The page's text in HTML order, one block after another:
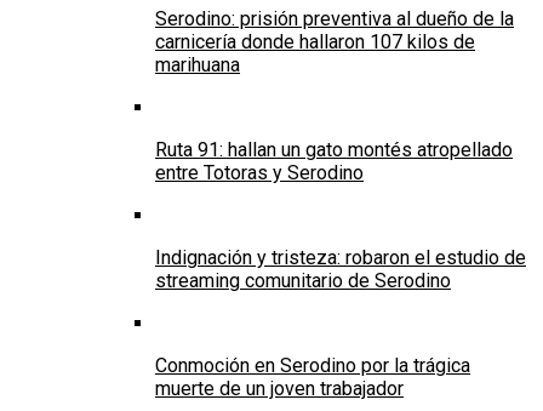
Serodino: prisión preventiva al dueño de la
carnicería donde hallaron 107 kilos de
marihuana
Ruta 91: hallan un gato montés atropellado
entre Totoras y Serodino
Indignación y tristeza: robaron el estudio de
streaming comunitario de Serodino
Conmoción en Serodino por la trágica
muerte de un joven trabajador